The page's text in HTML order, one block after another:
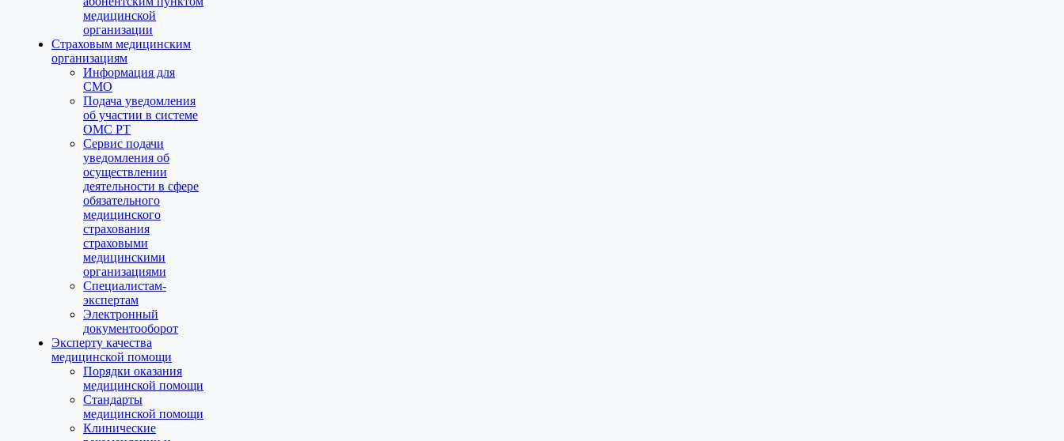
медицинской
организации
Страховым медицинским
организациям
Информация для
СМО
Подача уведомления
об участии в системе
ОМС РТ
Сервис подачи
уведомления об
осуществлении
деятельности в сфере
обязательного
медицинского
страхования
страховыми
медицинскими
организациями
Специалистам-
экспертам
Электронный
документооборот
Эксперту качества
медицинской помощи
Порядки оказания
медицинской помощи
Стандарты
медицинской помощи
Клинические